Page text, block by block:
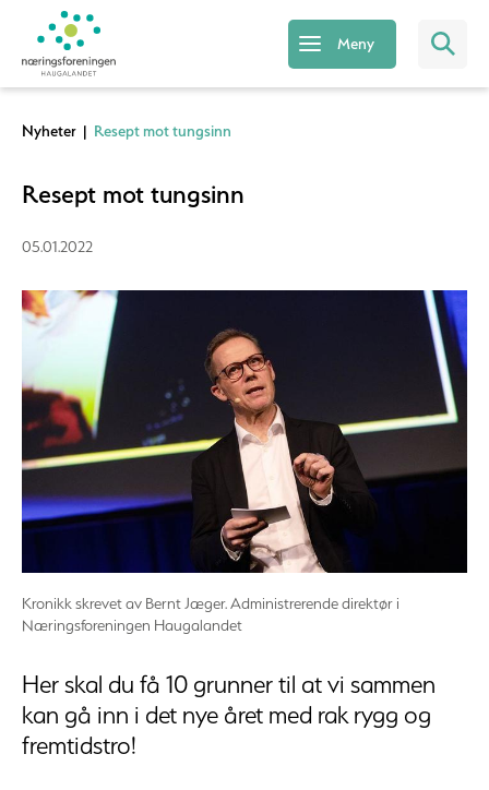
Meny
Nyheter | Resept mot tungsinn
Resept mot tungsinn
05.01.2022
Kronikk skrevet av Bernt Jæger. Administrerende direktør i
Næringsforeningen Haugalandet
Her skal du få 10 grunner til at vi sammen
kan gå inn i det nye året med rak rygg og
fremtidstro!